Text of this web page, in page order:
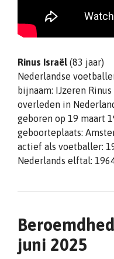
Rinus Israël (83 jaar)
Nederlandse
bijnaam: IJzeren Rinus
overleden in
geboren op 19 maart
geboorteplaats:
actief als voetballer:
Nederlands elftal:
juni 2025